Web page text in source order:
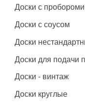
Доски с пробороми
Доски с соусом
Доски
Доски для подачи
Доски - винтаж
Доски круглые